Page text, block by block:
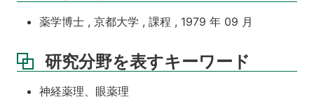
薬学博士 , 京都大学 , 課程 , 1979 年 09 月
研究分野を表すキーワード
神経薬理、眼薬理